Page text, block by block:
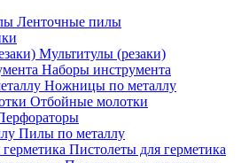
Ленточные пилы
Мультитулы (резаки)
Наборы инструмента
Ножницы по металлу
Отбойные молотки
Пилы по металлу
Пистолеты для герметика